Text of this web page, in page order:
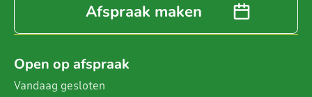
Afspraak maken
Open op afspraak
Vandaag gesloten